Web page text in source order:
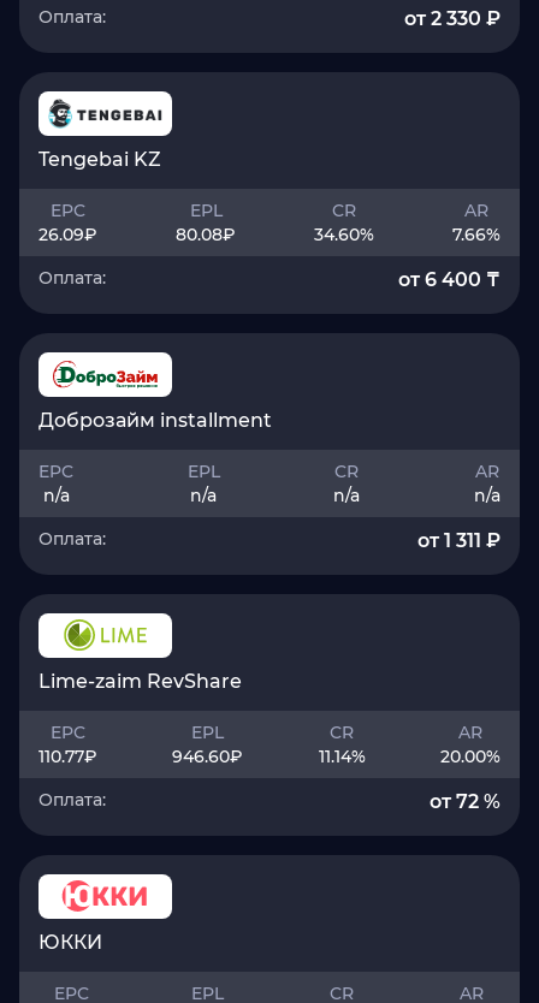
Оплата:
от 2 330 ₽
Tengebai KZ
EPC
26.09₽
EPL
80.08₽
CR
34.60%
AR
7.66%
Оплата:
от 6 400 ₸
Доброзайм installment
EPC
n/a
EPL
n/a
CR
n/a
AR
n/a
Оплата:
от 1 311 ₽
Lime-zaim RevShare
EPC
110.77₽
EPL
946.60₽
CR
11.14%
AR
20.00%
Оплата:
от 72 %
ЮККИ
EPC
EPL
CR
AR